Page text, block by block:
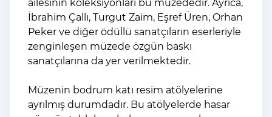
ailesinin koleksiyonları bu müzededir. Ayrıca,
İbrahim Çallı, Turgut Zaim, Eşref Üren, Orhan
Peker ve diğer ödüllü sanatçıların eserleriyle
zenginleşen müzede özgün baskı
sanatçılarına da yer verilmektedir.
Müzenin bodrum katı resim atölyelerine
ayrılmış durumdadır. Bu atölyelerde hasar